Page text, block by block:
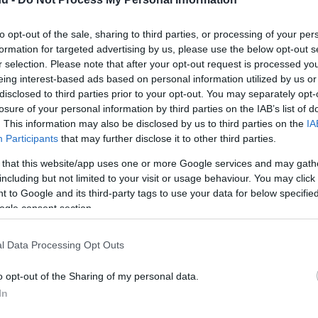
opt-out of the sale, sharing to third parties, or processing of your
for targeted advertising by us, please use the below opt-out
selection. Please note that after your opt-out request is processed
interest-based ads based on personal information utilized by us
to third parties prior to your opt-out. You may separately
of your personal information by third parties on the IAB’s list of
This information may also be disclosed by us to third parties on the
Participants that may further disclose it to other third parties.
that this website/app uses one or more Google services and may
but not limited to your visit or usage behaviour. You may
to Google and its third-party tags to use your data for below
consent section.
Data Processing Opt Outs
opt-out of the Sharing of my personal data.
döntötte el a Real
kövess minket aCsakfociGoogle News oldalán is!
a Real Madrid győzelméhez. A találat
gólörömöt láthatták tőle a
hogy mi áll a furcsa ünneplés mögött.
hogy gólörömével provokál valakit, ám
játékos mindössze feleségének